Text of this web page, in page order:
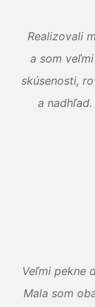
Realizovali
a som
skúsenosti,
a
Veľmi pekne
Mala som